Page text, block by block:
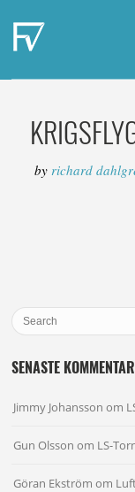
byrichard
SENASTE
Jimmy Johansson om
Gun Olsson om LS-
Göran Ekström om